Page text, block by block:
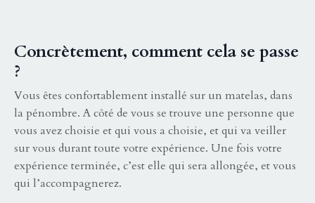
Concrètement, comment cela se passe
?
Vous êtes confortablement installé sur un matelas, dans
la pénombre. A côté de vous se trouve une personne que
vous avez choisie et qui vous a choisie, et qui va veiller
sur vous durant toute votre expérience. Une fois votre
expérience terminée, c’est elle qui sera allongée, et vous
qui l’accompagnerez.